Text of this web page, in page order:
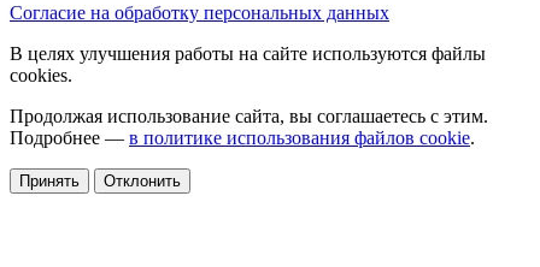
Согласие на обработку персональных данных
В целях улучшения работы на сайте используются файлы
cookies.
Продолжая использование сайта, вы соглашаетесь с этим.
Подробнее — в политике использования файлов cookie.
Принять Отклонить